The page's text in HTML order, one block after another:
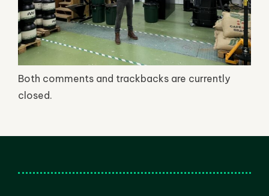
Both comments and trackbacks are currently
closed.